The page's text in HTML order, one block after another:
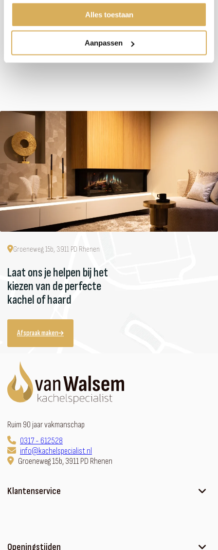
Alles toestaan
Aanpassen
Brandstof
Hout
3.1 kW
Maximaal vermogen
6.2 kW
Groeneweg 15b, 3911 PD Rhenen
Laat ons je helpen bij het
kiezen van de perfecte
kachel of haard
Afspraak maken
Ruim 90 jaar vakmanschap
0317 - 612528
info@kachelspecialist.nl
Groeneweg 15b, 3911 PD Rhenen
Klantenservice
Sfeerhaard met meubel
Openingstijden